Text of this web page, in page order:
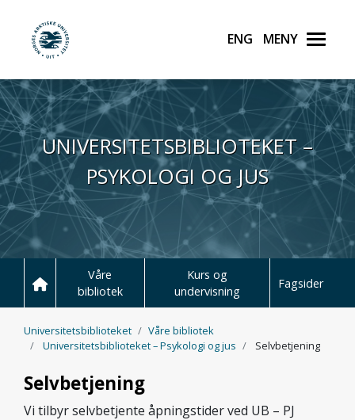
Hopp til hovedinnhold
UiT Norges arktiske
English Meny
UNIVERSITETSBIBLIOTEKET –
PSYKOLOGI OG JUS
Våre
bibliotek
Kurs og
undervisning
Fagsider
Universitetsbiblioteket
Våre bibliotek
Universitetsbiblioteket – Psykologi og jus
Selvbetjening
Selvbetjening
Vi tilbyr selvbetjente åpningstider ved UB – PJ